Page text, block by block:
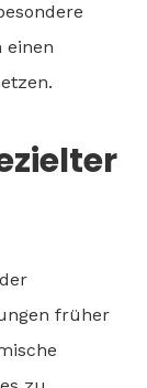
einen
früher